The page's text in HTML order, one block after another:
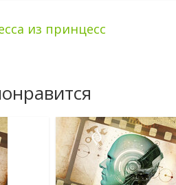
из принцесс